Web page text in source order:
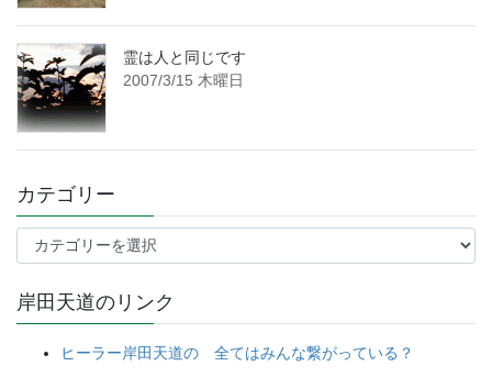
霊は人と同じです
2007/3/15 木曜日
カテゴリー
テ
リ
ー
岸田天道のリンク
ヒーラー岸田天道の 全てはみんな繋がっている？